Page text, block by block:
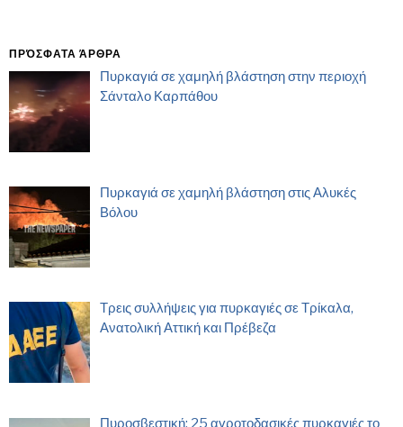
ΠΡΌΣΦΑΤΑ ΆΡΘΡΑ
Πυρκαγιά σε χαμηλή βλάστηση στην περιοχή
Σάνταλο Καρπάθου
Πυρκαγιά σε χαμηλή βλάστηση στις Αλυκές
Βόλου
Τρεις συλλήψεις για πυρκαγιές σε Τρίκαλα,
Ανατολική Αττική και Πρέβεζα
Πυροσβεστική: 25 αγροτοδασικές πυρκαγιές το